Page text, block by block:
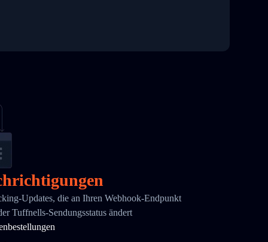
Updates, die an Ihren Webhook-Endpunkt
Tuffnells-Sendungsstatus ändert